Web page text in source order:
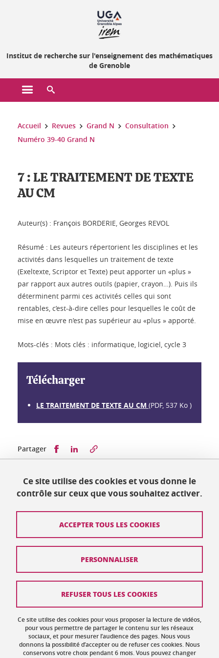
Institut de recherche sur l'enseignement des mathématiques
de Grenoble
Ouvrir le menu principal
Vous êtes ici :
Accueil Revues Grand N
Consultation
Numéro 39-40 Grand N
7 : LE TRAITEMENT DE TEXTE
AU CM
Auteur(s) : François BORDERIE, Georges REVOL
Résumé : Les auteurs répertorient les disciplines et les
activités dans lesquelles un traitement de texte
(Exeltexte, Scriptor et Texte) peut apporter un «plus »
par rapport aux autres outils (papier, crayon…). Puis ils
déterminent parmi ces activités celles qui sont
rentables, c’est-à-dire celles pour lesquelles le coût de
mise en œuvre n’est pas supérieur au «plus » apporté.
Mots-clés : Mots clés : informatique, logiciel, cycle 3
Télécharger
LE TRAITEMENT DE TEXTE AU CM (PDF, 537 Ko )
Partager Partager sur Facebook
Partager sur LinkedIn
Publié le 15 juillet 2019
Mis à jour le 15 juillet 2019
Contact
Mentions légales
Données personnelles : politique de confidentialité
Gestion des cookies
Ce site utilise des cookies et vous donne le
contrôle sur ceux que vous souhaitez activer.
Ce site utilise des cookies pour vous proposer la lecture de vidéos,
pour vous permettre de partager le contenu sur les réseaux
sociaux, et pour mesurer l’audience des pages. Nous vous
donnons la possibilité d’accepter ou de refuser ces cookies. Nous
conservons votre choix pendant 6 mois. Vous pouvez changer
ACCEPTER TOUS LES COOKIES
REFUSER TOUS LES COOKIES
PERSONNALISER